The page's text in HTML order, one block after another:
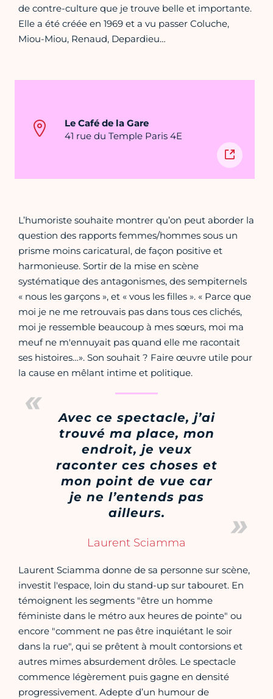
de contre-culture que je trouve belle et importante.
Elle a été créée en 1969 et a vu passer Coluche,
Miou-Miou, Renaud, Depardieu…
Le Café de la Gare
41 rue du Temple Paris 4E
L’humoriste souhaite montrer qu’on peut aborder la
question des rapports femmes/hommes sous un
prisme moins caricatural, de façon positive et
harmonieuse. Sortir de la mise en scène
systématique des antagonismes, des sempiternels
« nous les garçons », et « vous les filles ». « Parce que
moi je ne me retrouvais pas dans tous ces clichés,
moi je ressemble beaucoup à mes sœurs, moi ma
meuf ne m'ennuyait pas quand elle me racontait
ses histoires…». Son souhait ? Faire œuvre utile pour
la cause en mêlant intime et politique.
Avec ce spectacle, j’ai
trouvé ma place, mon
endroit, je veux
raconter ces choses et
mon point de vue car
je ne l’entends pas
ailleurs.
Laurent Sciamma
Laurent Sciamma donne de sa personne sur scène,
investit l'espace, loin du stand-up sur tabouret. En
témoignent les segments "être un homme
féministe dans le métro aux heures de pointe" ou
encore "comment ne pas être inquiétant le soir
dans la rue", qui se prêtent à moult contorsions et
autres mimes absurdement drôles. Le spectacle
commence légèrement puis gagne en densité
progressivement. Adepte d’un humour de